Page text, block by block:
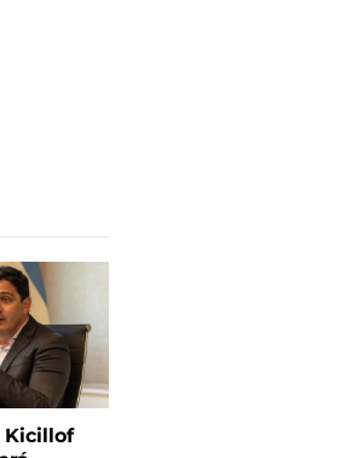
Kicillof